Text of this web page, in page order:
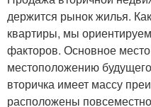
держится рынок жилья.
квартиры, мы
факторов. Основное
местоположению
вторичка имеет массу
расположены